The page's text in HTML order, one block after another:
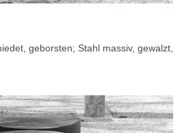
geborsten; Stahl massiv, gewalzt,